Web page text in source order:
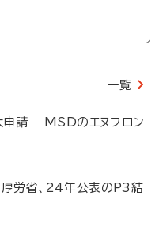
一覧
申請 MSDのエヌフロン
労省、24年公表のP3結